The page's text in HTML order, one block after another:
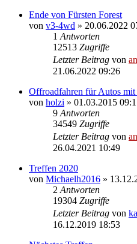
Ende von Fürsten Forest
von v3-4wd » 20.06.2022
1 Antworten
12513 Zugriffe
Letzter Beitrag von
21.06.2022 09:26
Offroadfahren für Autos mit
von holzi » 01.03.2015
9 Antworten
34549 Zugriffe
Letzter Beitrag von
26.04.2021 10:49
Treffen 2020
von Michaelh2016 »
2 Antworten
19304 Zugriffe
Letzter Beitrag von
16.12.2019 18:53